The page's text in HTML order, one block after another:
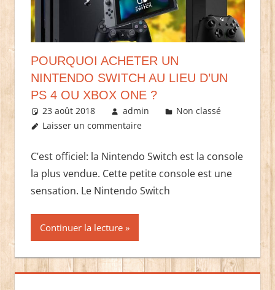
POURQUOI ACHETER UN
NINTENDO SWITCH AU LIEU D’UN
PS 4 OU XBOX ONE ?
23 août 2018 admin
Non classé
Laisser un commentaire
C’est officiel: la Nintendo Switch est la console
la plus vendue. Cette petite console est une
sensation. Le Nintendo Switch
Continuer la lecture